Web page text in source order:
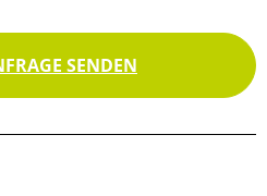
SENDEN